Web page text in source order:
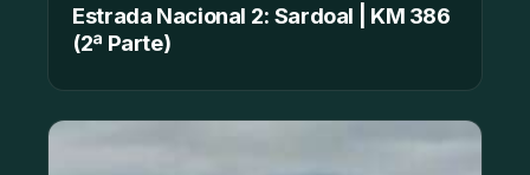
Estrada Nacional 2: Sardoal | KM 386
(2ª Parte)